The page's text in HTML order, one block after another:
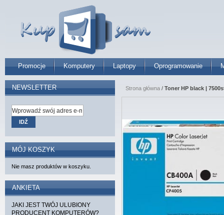
Promocje Komputery Laptopy Oprogramowanie
Strona główna / Toner HP black |
NEWSLETTER
IDŹ
MÓJ KOSZYK
Nie masz produktów w koszyku.
ANKIETA
JAKI JEST TWÓJ ULUBIONY
PRODUCENT KOMPUTERÓW?